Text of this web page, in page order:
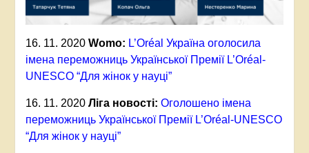
16. 11. 2020 Womo: L’Oréal Україна оголосила
імена переможниць Української Премії L’Oréal-
UNESCO “Для жінок у науці”
16. 11. 2020 Ліга новості: Оголошено імена
переможниць Української Премії L’Oréal-UNESCO
“Для жінок у науці”